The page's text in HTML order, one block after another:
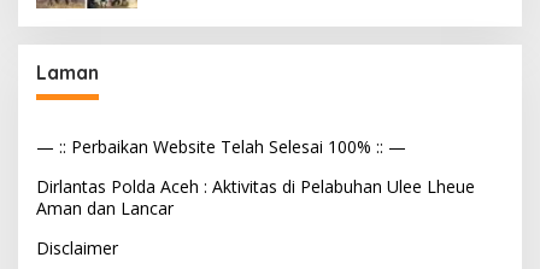
Laman
— :: Perbaikan Website Telah Selesai 100% :: —
Dirlantas Polda Aceh : Aktivitas di Pelabuhan Ulee Lheue
Aman dan Lancar
Disclaimer